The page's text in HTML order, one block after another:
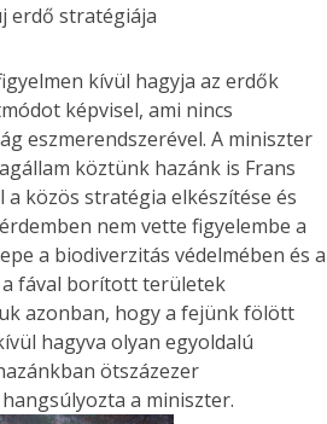
kívül hagyja az erdők
képvisel, ami nincs
eszmerendszerével. A miniszter
köztünk hazánk is Frans
közös stratégia elkészítése és
nem vette figyelembe a
a biodiverzitás védelmében és a
a fával borított területek
azonban, hogy a fejünk fölött
hagyva olyan egyoldalú
ötszázezer
a miniszter.